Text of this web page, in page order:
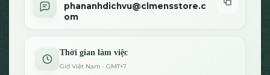
phananhdichvu@clmensstore.c
om
Thời gian làm việc
Giờ Việt Nam · GMT+7